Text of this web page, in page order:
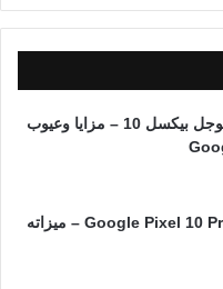
سعر ومواصفات جوجل بيكسل 10 – مزايا وعيوب
سعر ومواصفات Google Pixel 10 Pro – ميزاته